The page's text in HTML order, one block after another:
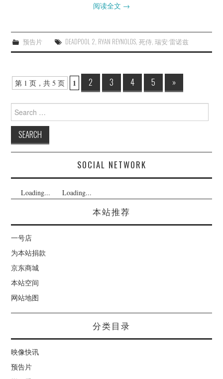
阅读全文 →
预告片 DEADPOOL 2 RYAN REYNOLDS, 死侍, 瑞安·雷诺兹
Post
navigation
第 1 页，共 5 页 1 2 3 4 5 »
for:
SOCIAL NETWORK
Loading... Loading...
本站推荐
一号店
为本站捐款
京东商城
本站空间
网站地图
分类目录
映像快讯
预告片